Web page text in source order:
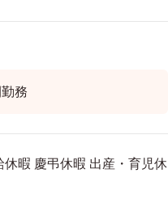
務
暇 慶弔休暇 出産・育児休